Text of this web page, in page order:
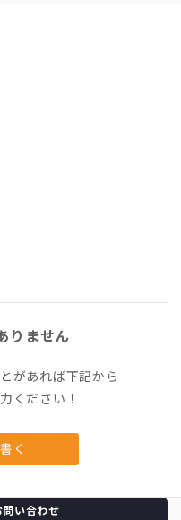
りません
があれば下記から
ください！
く
い合わせ